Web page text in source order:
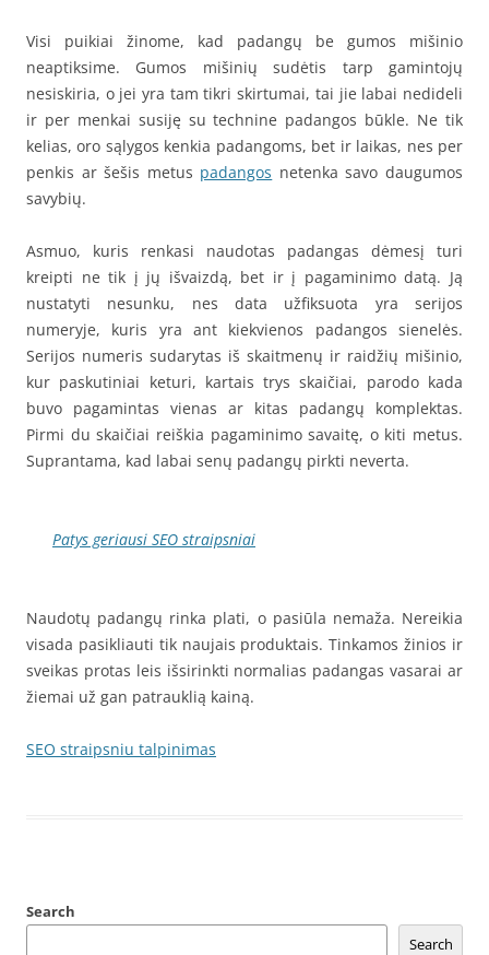
Visi puikiai žinome, kad padangų be gumos mišinio
neaptiksime. Gumos mišinių sudėtis tarp gamintojų
nesiskiria, o jei yra tam tikri skirtumai, tai jie labai nedideli
ir per menkai susiję su technine padangos būkle. Ne tik
kelias, oro sąlygos kenkia padangoms, bet ir laikas, nes per
penkis ar šešis metus padangos netenka savo daugumos
savybių.
Asmuo, kuris renkasi naudotas padangas dėmesį turi
kreipti ne tik į jų išvaizdą, bet ir į pagaminimo datą. Ją
nustatyti nesunku, nes data užfiksuota yra serijos
numeryje, kuris yra ant kiekvienos padangos sienelės.
Serijos numeris sudarytas iš skaitmenų ir raidžių mišinio,
kur paskutiniai keturi, kartais trys skaičiai, parodo kada
buvo pagamintas vienas ar kitas padangų komplektas.
Pirmi du skaičiai reiškia pagaminimo savaitę, o kiti metus.
Suprantama, kad labai senų padangų pirkti neverta.
Patys geriausi SEO straipsniai
Naudotų padangų rinka plati, o pasiūla nemaža. Nereikia
visada pasikliauti tik naujais produktais. Tinkamos žinios ir
sveikas protas leis išsirinkti normalias padangas vasarai ar
žiemai už gan patrauklią kainą.
SEO straipsniu talpinimas
Search
Search